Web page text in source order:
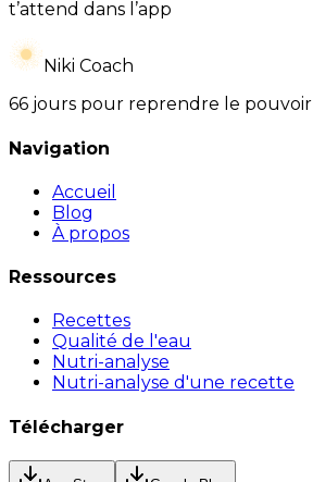
t’attend dans l’app
Niki Coach
66 jours pour reprendre le pouvoir
Navigation
Accueil
Blog
À propos
Ressources
Recettes
Qualité de l'eau
Nutri-analyse
Nutri-analyse d'une recette
Télécharger